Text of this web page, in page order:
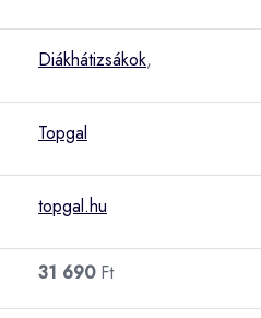
Diákhátizsákok,
Topgal
topgal.hu
31 690Ft